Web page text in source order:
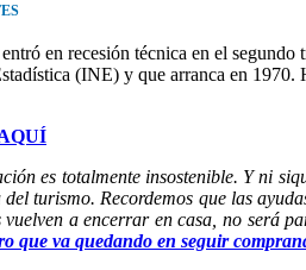
en recesión técnica en el
(INE) y que arranca en 1970.
es totalmente insostenible. Y ni
turismo. Recordemos que las
vuelven a encerrar en casa, no será
que va quedando en seguir